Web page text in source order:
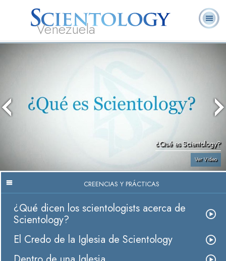
Venezuela
¿Qué es Scientology?
Ver Video
CREENCIAS Y PRÁCTICAS
¿Qué dicen los scientologists acerca de
Scientology?
El Credo de la Iglesia de Scientology